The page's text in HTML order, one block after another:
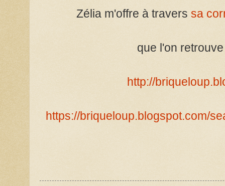
Zélia m'offre à travers sa
que l'on
http://
https://briqueloup.blogspot.com/